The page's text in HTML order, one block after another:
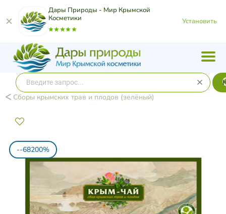
Дары Природы - Мир Крымской
Косметики
Установить
Сборы крымских трав и плодов (зелёный)
--68200%